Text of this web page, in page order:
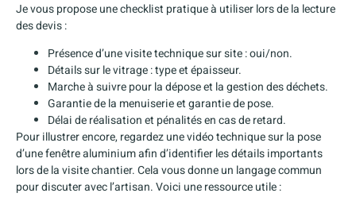
Je vous propose une checklist pratique à utiliser lors de la lecture
des devis :
Présence d’une visite technique sur site : oui/non.
Détails sur le vitrage : type et épaisseur.
Marche à suivre pour la dépose et la gestion des déchets.
Garantie de la menuiserie et garantie de pose.
Délai de réalisation et pénalités en cas de retard.
Pour illustrer encore, regardez une vidéo technique sur la pose
d’une fenêtre aluminium afin d’identifier les détails importants
lors de la visite chantier. Cela vous donne un langage commun
pour discuter avec l’artisan. Voici une ressource utile :